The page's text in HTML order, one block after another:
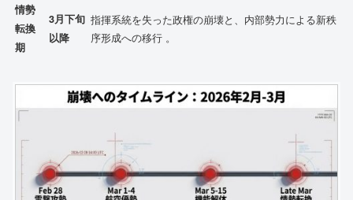
情勢
転換
期
3月下旬
以降
指揮系統を失った政権の崩壊と、内部勢力による新秩
序形成への移行 。